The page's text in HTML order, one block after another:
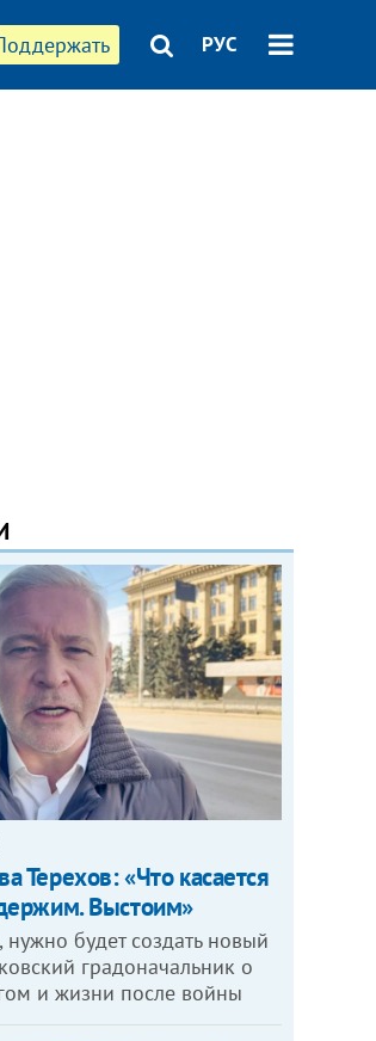
РУС
Терехов: «Что касается
Выстоим»
нужно будет создать новый
градоначальник о
и жизни после войны